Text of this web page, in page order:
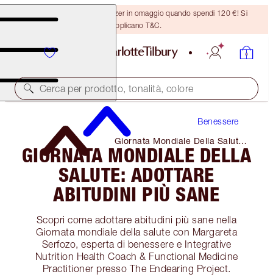
Ricevi un pennello per bronzer in omaggio quando spendi 120 €! Si
applicano T&C.
Cerca per prodotto, tonalità, colore
Benessere
Giornata Mondiale Della Salute:
Adottare Abitudini Più Sane
GIORNATA MONDIALE DELLA
SALUTE: ADOTTARE
ABITUDINI PIÙ SANE
Scopri come adottare abitudini più sane nella
Giornata mondiale della salute con Margareta
Serfozo, esperta di benessere e Integrative
Nutrition Health Coach & Functional Medicine
Practitioner presso The Endearing Project.